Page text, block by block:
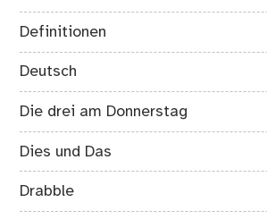
Definitionen
Deutsch
Die drei am Donnerstag
Dies und Das
Drabble